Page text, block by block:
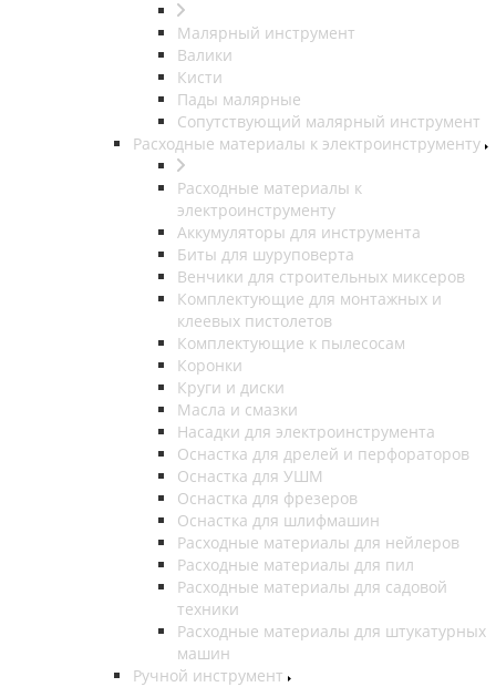
Малярный инструмент
Валики
Кисти
Пады малярные
Сопутствующий малярный инструмент
Расходные материалы к электроинструменту
Расходные материалы к
электроинструменту
Аккумуляторы для инструмента
Биты для шуруповерта
Венчики для строительных миксеров
Комплектующие для монтажных и
клеевых пистолетов
Комплектующие к пылесосам
Коронки
Круги и диски
Масла и смазки
Насадки для электроинструмента
Оснастка для дрелей и перфораторов
Оснастка для УШМ
Оснастка для фрезеров
Оснастка для шлифмашин
Расходные материалы для нейлеров
Расходные материалы для пил
Расходные материалы для садовой
техники
Расходные материалы для штукатурных
машин
Ручной инструмент